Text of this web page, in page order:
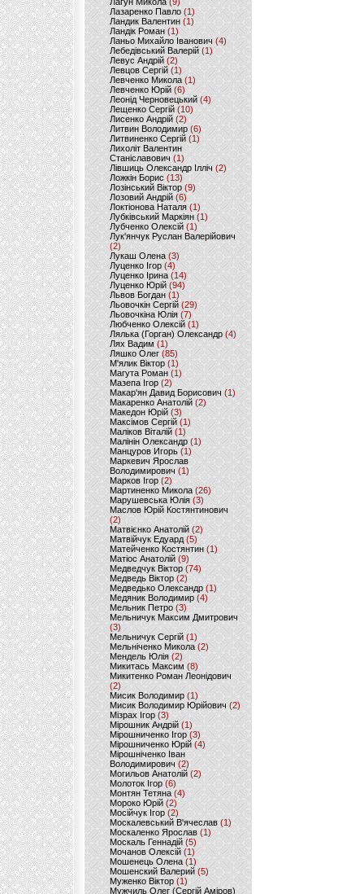
Лазаренко Павло (1)
Ландик Валентин (1)
Ландік Роман (1)
Ланьо Михайло Іванович(4)
Лебедівський Валерій(1)
Левус Андрій(2)
Левцов Сергій (1)
Левченко Микола (1)
Левченко Юрій (6)
Леонід Черновецький (4)
Лещенко Сергій (10)
Лисенко Андрій (2)
Литвин Володимир (6)
Литвиненко Сергій (1)
Лихоліт Валентин
Станіславович (1)
Лівшиць Олександр Ілліч (2)
Ложкін Борис(13)
Лозінський Віктор(9)
Лозовий Андрій (6)
Локтіонова Наталя (1)
Лубківський Маркіян(1)
Лубченко Олексій (1)
Лук'янчук Руслан Валерійович
(2)
Лукаш Олена (3)
Луценко Ігор (4)
Луценко Ірина (14)
Луценко Юрій (94)
Львов Богдан (1)
Льовочкін Сергій (29)
Льовочкіна Юлія(7)
Любченко Олексій(1)
Лялька (Горган) Олександр(4)
Лях Вадим (1)
Ляшко Олег (85)
М'ялик Віктор(1)
Магута Роман(1)
Мазепа Ігор (2)
Макар'ян Давид Борисович(1)
Макаренко Анатолій (2)
Македон Юрій(3)
Максімов Сергій (1)
Маліков Віталій (1)
Малінін Олександр (1)
Манцуров Игорь (1)
Маркевич Ярослав
Володимирович (1)
Марков Ігор (2)
Мартиненко Микола (26)
Марушевська Юлія (3)
Маслов Юрій Костянтинович
(2)
Матвієнко Анатолій (2)
Матвійчук Едуард(5)
Матейченко Костянтин (1)
Матіос Анатолій (9)
Медведчук Віктор(74)
Медведь Віктор (2)
Медведько Олександр (1)
Медяник Володимир(4)
Мельник Петро (3)
Мельничук Максим Дмитрович
(3)
Мельничук Сергій (1)
Мельніченко Микола (2)
Мендель Юлія (2)
Микитась Максим (8)
Микитенко Роман Леонідович
(2)
Мисик Володимир (1)
Мисик Володимир Юрійович(2)
Мізрах Ігор(3)
Мірошник Андрій(1)
Мірошниченко Ігор (3)
Мірошниченко Юрій(4)
Мірошніченко Іван
Володимирович (2)
Могильов Анатолій (2)
Молоток Ігор (6)
Монтян Тетяна (4)
Мороко Юрій(2)
Мосійчук Ігор (2)
Москалевський В'ячеслав (1)
Москаленко Ярослав (1)
Москаль Геннадій (5)
Мочанов Олексій(1)
Мошенець Олена(1)
Мошенский Валерий (5)
Муженко Віктор (1)
Мужчиль Олег (Сергій Аміров)